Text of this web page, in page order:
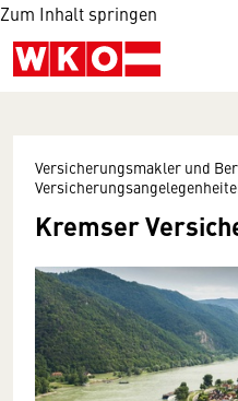
Zum Inhalt springen
Versicherungsmakler und
Kremser